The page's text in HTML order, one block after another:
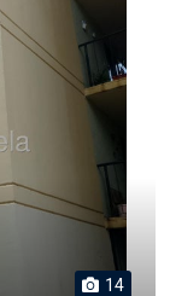
14